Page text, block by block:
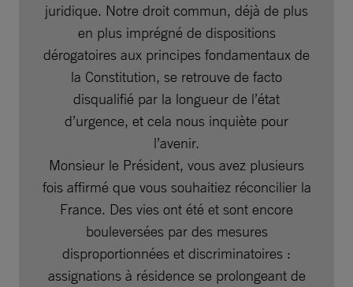
juridique. Notre droit commun, déjà de plus
en plus imprégné de dispositions
dérogatoires aux principes fondamentaux de
la Constitution, se retrouve de facto
disqualifié par la longueur de l’état
d’urgence, et cela nous inquiète pour
l’avenir.
Monsieur le Président, vous avez plusieurs
fois affirmé que vous souhaitiez réconcilier la
France. Des vies ont été et sont encore
bouleversées par des mesures
disproportionnées et discriminatoires :
assignations à résidence se prolongeant de